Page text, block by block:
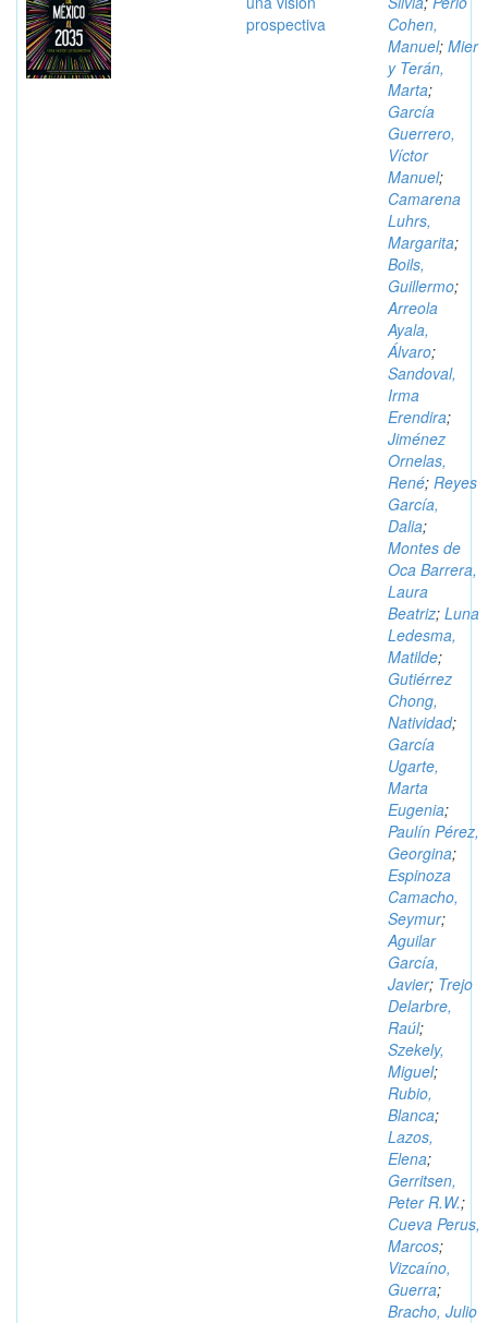
prospectiva
Cohen,
Manuel; Mier
y Terán,
Marta;
García
Guerrero,
Víctor
Manuel;
Camarena
Luhrs,
Margarita;
Boils,
Guillermo;
Arreola
Ayala,
Álvaro;
Sandoval,
Irma
Erendira;
Jiménez
Ornelas,
René; Reyes
García,
Dalia;
Montes de
Oca Barrera,
Laura
Beatriz; Luna
Ledesma,
Matilde;
Gutiérrez
Chong,
Natividad;
García
Ugarte,
Marta
Eugenia;
Paulín Pérez,
Georgina;
Espinoza
Camacho,
Seymur;
Aguilar
García,
Javier; Trejo
Delarbre,
Raúl;
Szekely,
Miguel;
Rubio,
Blanca;
Lazos,
Elena;
Gerritsen,
Peter R.W.;
Cueva Perus,
Marcos;
Vizcaíno,
Guerra;
Bracho, Julio